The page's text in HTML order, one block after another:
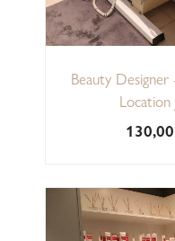
Beauty
Location